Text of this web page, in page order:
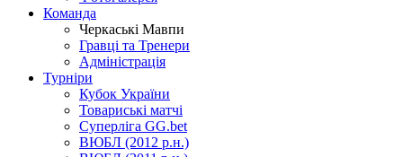
Команда
Черкаські Мавпи
Гравці та Тренери
Адміністрація
Турніри
Кубок України
Товариські матчі
Суперліга GG.bet
ВЮБЛ (2012 р.н.)